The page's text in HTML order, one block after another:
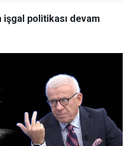
işgal politikası devam